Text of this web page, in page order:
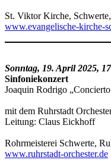
St. Viktor Kirche,
www.evangelische-kirche-
Sonntag, 19. April 2025,
Sinfoniekonzert
Joaquin Rodrigo
mit dem Ruhrstadt
Leitung: Claus Eickhoff
Rohrmeisterei Schwerte,
www.ruhrstadt-orchester.de